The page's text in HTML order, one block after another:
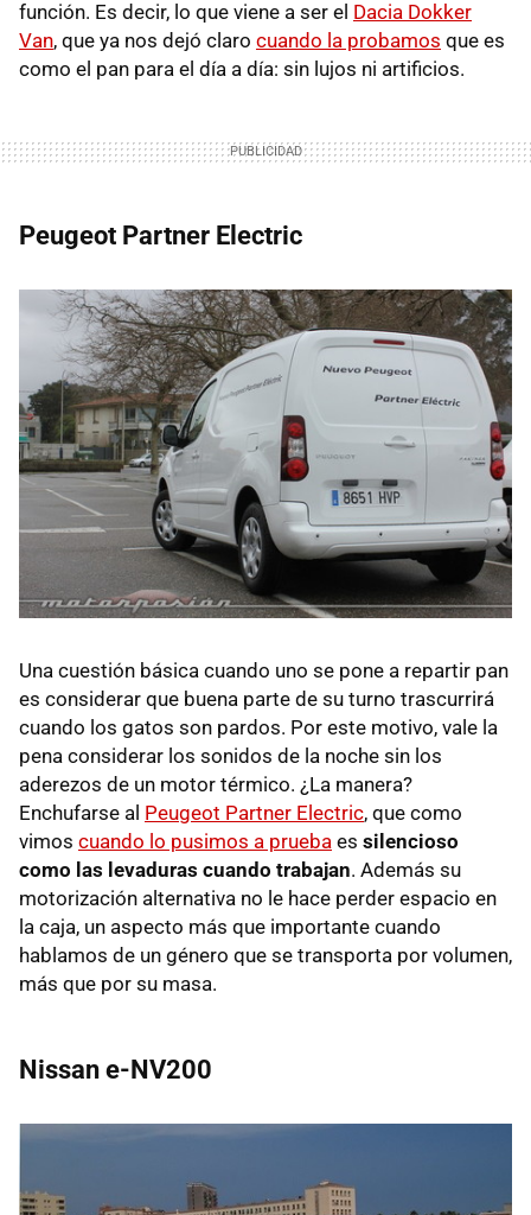
función. Es decir, lo que viene a ser el Dacia Dokker
Van, que ya nos dejó claro cuando la probamos que es
como el pan para el día a día: sin lujos ni artificios.
Peugeot Partner Electric
Una cuestión básica cuando uno se pone a repartir pan
es considerar que buena parte de su turno trascurrirá
cuando los gatos son pardos. Por este motivo, vale la
pena considerar los sonidos de la noche sin los
aderezos de un motor térmico. ¿La manera?
Enchufarse al Peugeot Partner Electric, que como
vimos cuando lo pusimos a prueba es silencioso
como las levaduras cuando trabajan. Además su
motorización alternativa no le hace perder espacio en
la caja, un aspecto más que importante cuando
hablamos de un género que se transporta por volumen,
más que por su masa.
Nissan e-NV200